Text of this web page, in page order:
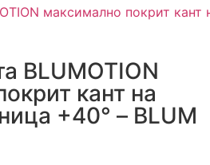
BLUMOTION
кант на
+40° – BLUM